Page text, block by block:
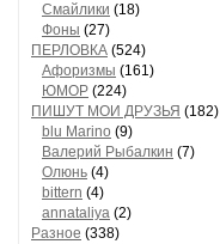
Смaйлики (18)
Фоны (27)
ПЕРЛОВКА (524)
Aфоризмы (161)
ЮМОР (224)
ПИШУТ МОИ ДРУЗЬЯ (182)
blu Marino (9)
Валерий Рыбалкин (7)
Олюнь (4)
bittern (4)
annataliya (2)
Разное (338)